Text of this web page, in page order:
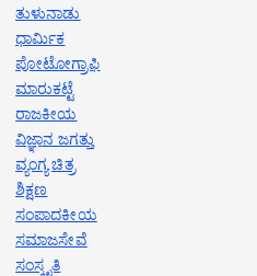
ತುಳುನಾಡು
ಧಾರ್ಮಿಕ
ಪೋಟೋಗ್ರಾಫಿ
ಮಾರುಕಟ್ಟೆ
ರಾಜಕೀಯ
ವಿಜ್ಞಾನ ಜಗತ್ತು
ವ್ಯಂಗ್ಯ ಚಿತ್ರ
ಶಿಕ್ಷಣ
ಸಂಪಾದಕೀಯ
ಸಮಾಜಸೇವೆ
ಸಂಸ್ಕೃತಿ